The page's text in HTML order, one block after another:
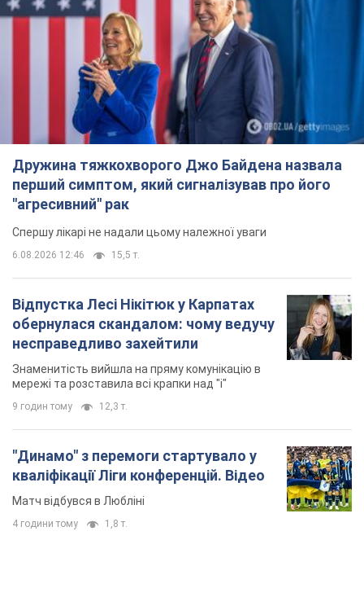
Дружина тяжкохворого Джо Байдена назвала
перший симптом, який сигналізував про його
"агресивний" рак
Спершу лікарі не надали цьому належної уваги
6.08.2026 12:46 15,5 т.
Відпустка Лесі Нікітюк у Карпатах
обернулася скандалом: чому ведучу
несправедливо захейтили
Знаменитість вийшла на пряму комунікацію в
мережі та розставила всі крапки над "і"
9 годин тому 12,3 т.
"Динамо" з перемоги стартувало у
кваліфікації Ліги конференцій. Відео
Матч відбувся в Любліні
4 години тому 1,8 т.